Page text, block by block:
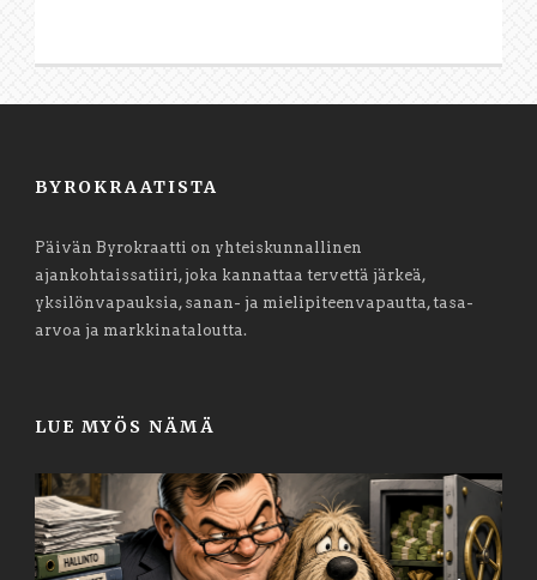
BYROKRAATISTA
Päivän Byrokraatti on yhteiskunnallinen
ajankohtaissatiiri, joka kannattaa tervettä järkeä,
yksilönvapauksia, sanan- ja mielipiteenvapautta, tasa-
arvoa ja markkinataloutta.
LUE MYÖS NÄMÄ